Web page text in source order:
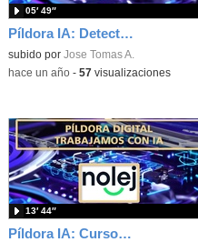
Píldora IA: Detectores IA
subido por Jose Tomas A.
05′ 49″
-hace un año- 57 visualizaciones
Píldora IA: Cursos completos con Nolej
13′ 44″